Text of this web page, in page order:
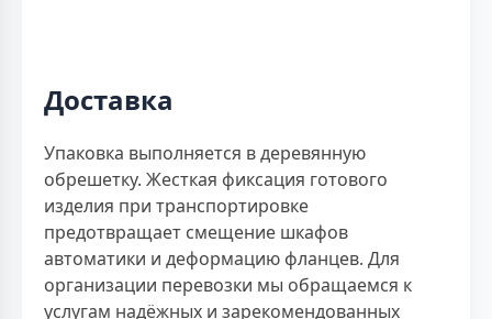
Доставка
Упаковка выполняется в деревянную
обрешетку. Жесткая фиксация готового
изделия при транспортировке
предотвращает смещение шкафов
автоматики и деформацию фланцев. Для
организации перевозки мы обращаемся к
услугам надёжных и зарекомендованных